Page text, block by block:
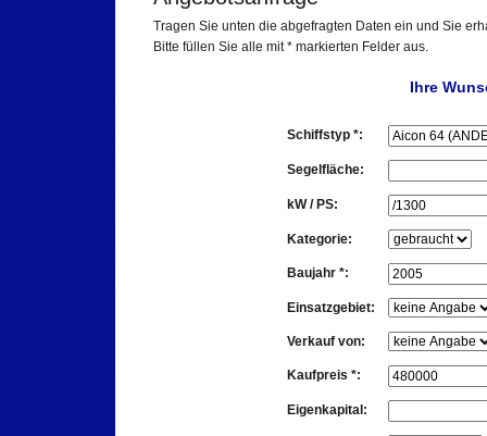
Tragen Sie unten die abgefragten Daten ein und Sie
Bitte füllen Sie alle mit * markierten Felder aus.
Ihre
Schiffstyp *:
Segelfläche:
kW / PS:
Kategorie:
Baujahr *:
Einsatzgebiet:
Verkauf von:
Kaufpreis *:
Eigenkapital: